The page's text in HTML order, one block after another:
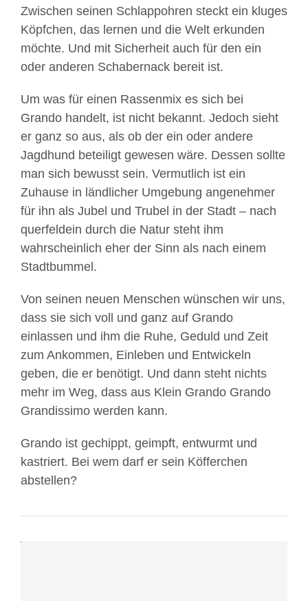
Zwischen seinen Schlappohren steckt ein kluges
Köpfchen, das lernen und die Welt erkunden
möchte. Und mit Sicherheit auch für den ein
oder anderen Schabernack bereit ist.
Um was für einen Rassenmix es sich bei
Grando handelt, ist nicht bekannt. Jedoch sieht
er ganz so aus, als ob der ein oder andere
Jagdhund beteiligt gewesen wäre. Dessen sollte
man sich bewusst sein. Vermutlich ist ein
Zuhause in ländlicher Umgebung angenehmer
für ihn als Jubel und Trubel in der Stadt – nach
querfeldein durch die Natur steht ihm
wahrscheinlich eher der Sinn als nach einem
Stadtbummel.
Von seinen neuen Menschen wünschen wir uns,
dass sie sich voll und ganz auf Grando
einlassen und ihm die Ruhe, Geduld und Zeit
zum Ankommen, Einleben und Entwickeln
geben, die er benötigt. Und dann steht nichts
mehr im Weg, dass aus Klein Grando Grando
Grandissimo werden kann.
Grando ist gechippt, geimpft, entwurmt und
kastriert. Bei wem darf er sein Köfferchen
abstellen?
Mit
dem
Laden
des
Videos
akzeptieren
Sie
die
von